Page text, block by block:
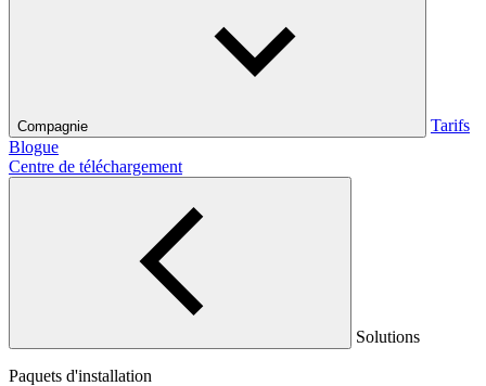
Compagnie
Tarifs
Blogue
Centre de téléchargement
Solutions
Paquets d'installation